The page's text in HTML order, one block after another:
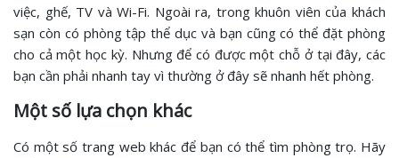
việc, ghế, TV và Wi-Fi. Ngoài ra, trong khuôn viên của khách
sạn còn có phòng tập thể dục và bạn cũng có thể đặt phòng
cho cả một học kỳ. Nhưng để có được một chỗ ở tại đây, các
bạn cần phải nhanh tay vì thường ở đây sẽ nhanh hết phòng.
Một số lựa chọn khác
Có một số trang web khác để bạn có thể tìm phòng trọ. Hãy